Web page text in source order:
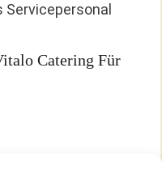
Catering Für